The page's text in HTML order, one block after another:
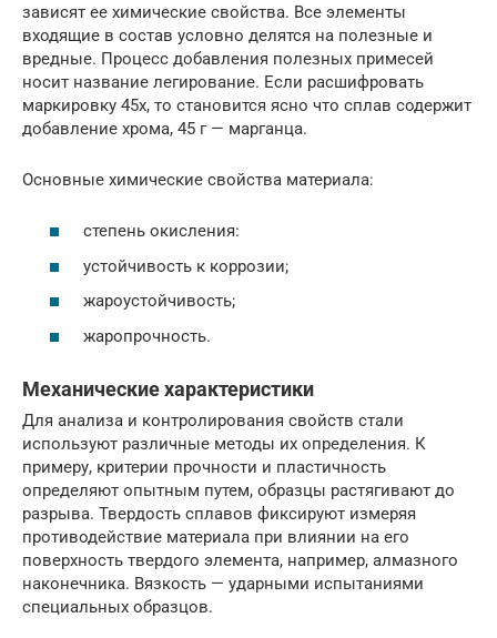
зависят ее химические свойства. Все элементы
входящие в состав условно делятся на полезные и
вредные. Процесс добавления полезных примесей
носит название легирование. Если расшифровать
маркировку 45х, то становится ясно что сплав содержит
добавление хрома, 45 г — марганца.
Основные химические свойства материала:
степень окисления:
устойчивость к коррозии;
жароустойчивость;
жаропрочность.
Механические характеристики
Для анализа и контролирования свойств стали
используют различные методы их определения. К
примеру, критерии прочности и пластичность
определяют опытным путем, образцы растягивают до
разрыва. Твердость сплавов фиксируют измеряя
противодействие материала при влиянии на его
поверхность твердого элемента, например, алмазного
наконечника. Вязкость — ударными испытаниями
специальных образцов.